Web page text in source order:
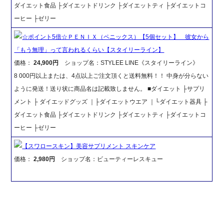
ダイエット食品 ├ダイエットドリンク ├ダイエットティ ├ダイエットコ
ーヒー ├ゼリー
☆ポイント5倍☆ＰＥＮＩＸ（ペニックス）【5個セット】 彼女から
「もう無理」って言われるくらい【スタイリーライン】
価格：24,900円
ショップ名：STYLEE LINE《スタイリーライン》
8 000円以上または、4点以上ご注文頂くと送料無料！！ 中身が分らない
ように発送！送り状に商品名は記載致しません。 ■ダイエット ├サプリ
メント ├ ダイエッドグッズ ｜├ダイエットウエア ｜└ダイエット器具 ├
ダイエット食品 ├ダイエットドリンク ├ダイエットティ ├ダイエットコ
ーヒー ├ゼリー
【スワロースキン】美容サプリメント スキンケア
価格：2,980円 ショップ名：ビューティーレスキュー